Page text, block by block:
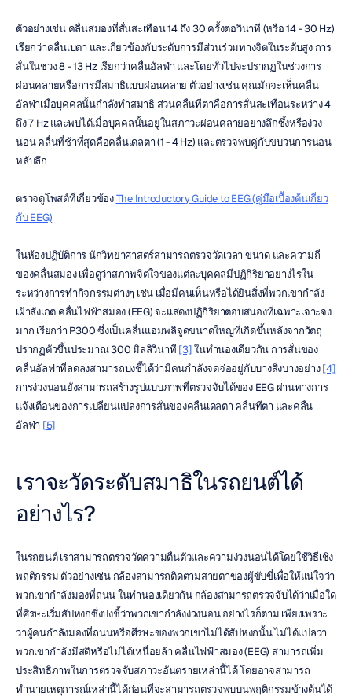
ตัวอย่างเช่น คลื่นสมองที่สั่นสะเทือน 14 ถึง 30 ครั้งต่อวินาที (หรือ 14 - 30 Hz)
เรียกว่าคลื่นเบตา และเกี่ยวข้องกับระดับการมีส่วนร่วมทางจิตในระดับสูง การ
สั่นในช่วง 8 - 13 Hz เรียกว่าคลื่นอัลฟ่า และโดยทั่วไปจะปรากฏในช่วงการ
ผ่อนคลายหรือการมีสมาธิแบบผ่อนคลาย ตัวอย่างเช่น คุณมักจะเห็นคลื่น
อัลฟ่าเมื่อบุคคลนั้นกำลังทำสมาธิ ส่วนคลื่นทีตาคือการสั่นสะเทือนระหว่าง 4
ถึง 7 Hz และพบได้เมื่อบุคคลนั้นอยู่ในสภาวะผ่อนคลายอย่างลึกซึ้งหรือง่วง
นอน คลื่นที่ช้าที่สุดคือคลื่นเดลตา (1 - 4 Hz) และตรวจพบคู่กับขบวนการนอน
หลับลึก
ตรวจดูโพสต์ที่เกี่ยวข้อง The Introductory Guide to EEG (คู่มือเบื้องต้นเกี่ยว
กับ EEG)
ในห้องปฏิบัติการ นักวิทยาศาสตร์สามารถตรวจวัดเวลา ขนาด และความถี่
ของคลื่นสมอง เพื่อดูว่าสภาพจิตใจของแต่ละบุคคลมีปฏิกิริยาอย่างไรใน
ระหว่างการทำกิจกรรมต่างๆ เช่น เมื่อมีคนเห็นหรือได้ยินสิ่งที่พวกเขากำลัง
เฝ้าสังเกต คลื่นไฟฟ้าสมอง (EEG) จะแสดงปฏิกิริยาตอบสนองที่เฉพาะเจาะจง
มาก เรียกว่า P300 ซึ่งเป็นคลื่นแอมพลิจูดขนาดใหญ่ที่เกิดขึ้นหลังจากวัตถุ
ปรากฏตัวขึ้นประมาณ 300 มิลลิวินาที [3] ในทำนองเดียวกัน การสั่นของ
คลื่นอัลฟ่าที่ลดลงสามารถบ่งชี้ได้ว่ามีคนกำลังจดจ่ออยู่กับบางสิ่งบางอย่าง [4]
การง่วงนอนยังสามารถสร้างรูปแบบภาพที่ตรวจจับได้ของ EEG ผ่านทางการ
แจ้งเตือนของการเปลี่ยนแปลงการสั่นของคลื่นเดลตา คลื่นทีตา และคลื่น
อัลฟ่า [5]
เราจะวัดระดับสมาธิในรถยนต์ได้
อย่างไร?
ในรถยนต์ เราสามารถตรวจวัดความตื่นตัวและความง่วงนอนได้โดยใช้วิธีเชิง
พฤติกรรม ตัวอย่างเช่น กล้องสามารถติดตามสายตาของผู้ขับขี่เพื่อให้แน่ใจว่า
พวกเขากำลังมองที่ถนน ในทำนองเดียวกัน กล้องสามารถตรวจจับได้ว่าเมื่อใด
ที่ศีรษะเริ่มสัปหงกซึ่งบ่งชี้ว่าพวกเขากำลังง่วงนอน อย่างไรก็ตาม เพียงเพราะ
ว่าผู้คนกำลังมองที่ถนนหรือศีรษะของพวกเขาไม่ได้สัปหงกนั้น ไม่ได้แปลว่า
พวกเขากำลังมีสติหรือไม่ได้เหนื่อยล้า คลื่นไฟฟ้าสมอง (EEG) สามารถเพิ่ม
ประสิทธิภาพในการตรวจจับสภาวะอันตรายเหล่านี้ได้ โดยอาจสามารถ
ทำนายเหตุการณ์เหล่านี้ได้ก่อนที่จะสามารถตรวจพบบนพฤติกรรมข้างต้นได้